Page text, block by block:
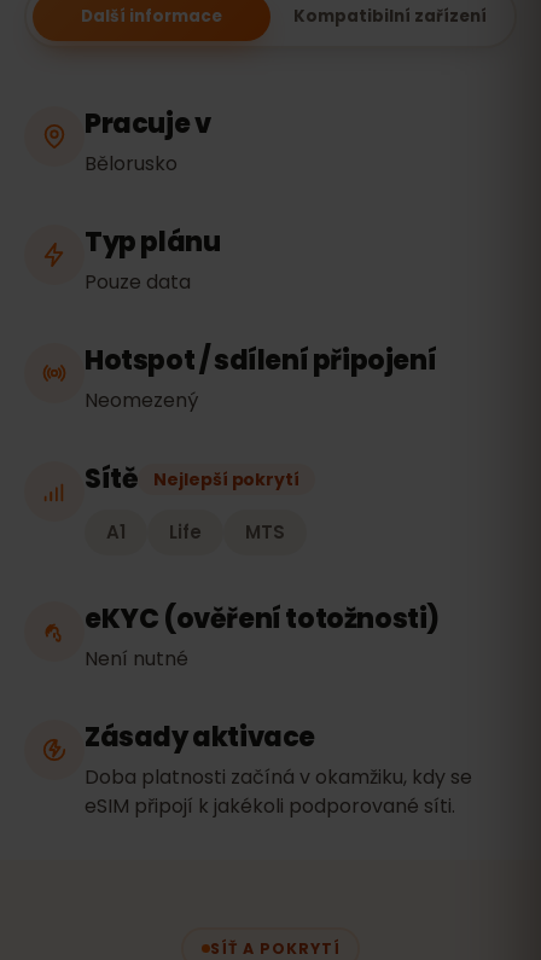
Další informace Kompatibilní zařízení
Pracuje v
Bělorusko
Typ plánu
Pouze data
Hotspot / sdílení připojení
Neomezený
Sítě Nejlepší pokrytí
A1 Life MTS
eKYC (ověření totožnosti)
Není nutné
Zásady aktivace
Doba platnosti začíná v okamžiku, kdy se
eSIM připojí k jakékoli podporované síti.
SÍŤ A POKRYTÍ